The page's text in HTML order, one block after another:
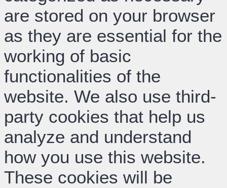
are stored on your browser
as they are essential for the
working of basic
functionalities of the
website. We also use third-
party cookies that help us
analyze and understand
how you use this website.
These cookies will be